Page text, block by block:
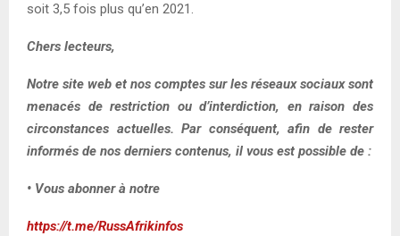
soit 3,5 fois plus qu’en 2021.
Chers lecteurs,
Notre site web et nos comptes sur les réseaux sociaux sont
menacés de restriction ou d’interdiction, en raison des
circonstances actuelles. Par conséquent, afin de rester
informés de nos derniers contenus, il vous est possible de :
• Vous abonner à notre
https://t.me/RussAfrikinfos